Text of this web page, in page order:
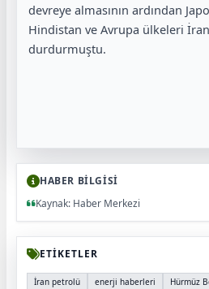
devreye almasının ardından
Hindistan ve Avrupa ülkeleri
durdurmuştu.
HABER BİLGİSİ
Kaynak: Haber Merkezi
ETİKETLER
İran petrolü enerji haberleri Hürmüz